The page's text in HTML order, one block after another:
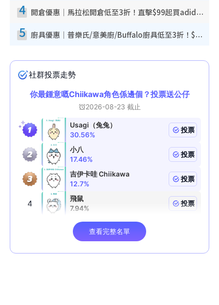
4 開倉優惠｜馬拉松開倉低至3折！直擊$99起買adidas／New Balance／Puma鞋款 STANLEY保溫杯劈價至$119起
5 廚具優惠｜普樂氏/意美廚/Buffalo廚具低至3折！$89起買煎鍋／炒鑊／個人鍋 同場小家電激減至$99起